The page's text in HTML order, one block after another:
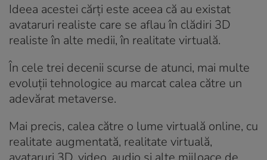
Ideea acestei cărți este aceea că au existat
avataruri realiste care se aflau în clădiri 3D
realiste în alte medii, în realitate virtuală.
În cele trei decenii scurse de atunci, mai multe
evoluții tehnologice au marcat calea către un
adevărat metaverse.
Mai precis, calea către o lume virtuală online, cu
realitate augmentată, realitate virtuală,